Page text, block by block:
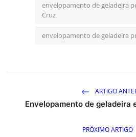
envelopamento de geladeira
Cruz
envelopamento de geladeira
ARTIGO
Envelopamento de geladeira
PRÓXIMO ARTIGO